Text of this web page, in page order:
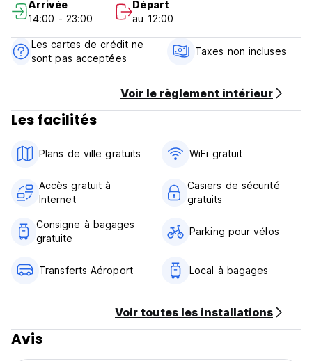
* NOUVEAU * Nous offrons un bon petit déjeuner pour 2 $
seulement
* NOUVEAU * double international prise électrique près de
chaque lit
* les clients peuvent utiliser la cuisine de 14h00 à 23h00
Hostal Transilvania offre une valeur et un service
choix du Centre de Banos.
Arrivée
14:00 - 23:00
Départ
au 12:00
Les cartes de crédit ne
sont pas acceptées
Taxes non incluses
Voir le règlement intérieur
Les facilités
Plans de ville gratuits WiFi gratuit
Accès gratuit à
Internet
Casiers de sécurité
gratuits
Consigne à bagages
gratuite
Parking pour vélos
Transferts Aéroport Local à bagages
Voir toutes les installations
Avis